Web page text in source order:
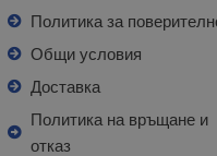
Политика за
Общи условия
Доставка
Политика на връщане и
отказ